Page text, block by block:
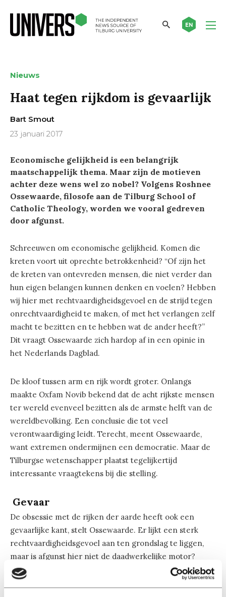
EN
Nieuws
Haat tegen rijkdom is gevaarlijk
Bart Smout
23 januari 2017
Economische gelijkheid is een belangrijk
maatschappelijk thema. Maar zijn de motieven
achter deze wens wel zo nobel? Volgens Roshnee
Ossewaarde, filosofe aan de Tilburg School of
Catholic Theology, worden we vooral gedreven
door afgunst.
Schreeuwen om economische gelijkheid. Komen die
kreten voort uit oprechte betrokkenheid? “Of zijn het
de kreten van ontevreden mensen, die niet verder dan
hun eigen belangen kunnen denken en voelen? Hebben
wij hier met rechtvaardigheidsgevoel en de strijd tegen
onrechtvaardigheid te maken, of met het verlangen zelf
macht te bezitten en te hebben wat de ander heeft?”
Dit vraagt Ossewaarde zich hardop af in een opinie in
het Nederlands Dagblad.
De kloof tussen arm en rijk wordt groter. Onlangs
maakte Oxfam Novib bekend dat de acht rijkste mensen
ter wereld evenveel bezitten als de armste helft van de
wereldbevolking. Een conclusie die tot veel
verontwaardiging leidt. Terecht, meent Ossewaarde,
want extremen ondermijnen een democratie. Maar de
Tilburgse wetenschapper plaatst tegelijkertijd
interessante vraagtekens bij die stelling.
Gevaar
De obsessie met de rijken der aarde heeft ook een
gevaarlijke kant, stelt Ossewaarde. Er lijkt een sterk
rechtvaardigheidsgevoel aan ten grondslag te liggen,
maar is afgunst hier niet de daadwerkelijke motor?
Willen mensen niet gewoon zelf tot de machtigsten
behoren?